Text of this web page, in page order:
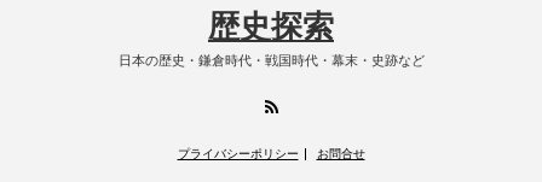
歴史探索
日本の歴史・鎌倉時代・戦国時代・幕末・史跡など
プライバシーポリシー お問合せ